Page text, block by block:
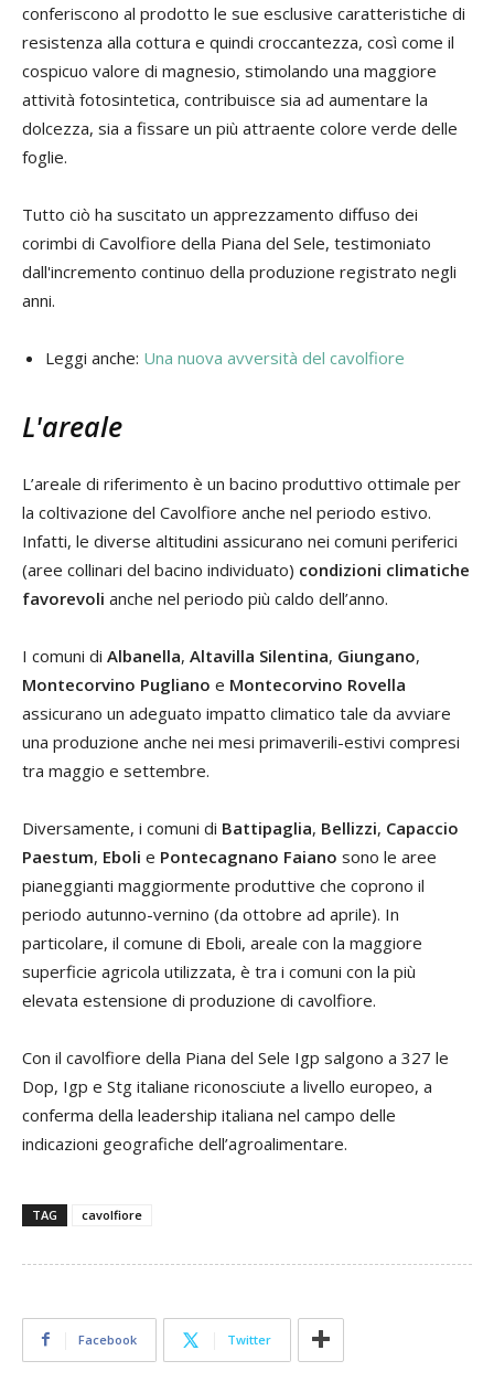
conferiscono al prodotto le sue esclusive caratteristiche di
resistenza alla cottura e quindi croccantezza, così come il
cospicuo valore di magnesio, stimolando una maggiore
attività fotosintetica, contribuisce sia ad aumentare la
dolcezza, sia a fissare un più attraente colore verde delle
foglie.
Tutto ciò ha suscitato un apprezzamento diffuso dei
corimbi di Cavolfiore della Piana del Sele, testimoniato
dall'incremento continuo della produzione registrato negli
anni.
Leggi anche: Una nuova avversità del cavolfiore
L'areale
L’areale di riferimento è un bacino produttivo ottimale per
la coltivazione del Cavolfiore anche nel periodo estivo.
Infatti, le diverse altitudini assicurano nei comuni periferici
(aree collinari del bacino individuato) condizioni climatiche
favorevoli anche nel periodo più caldo dell’anno.
I comuni di Albanella, Altavilla Silentina, Giungano,
Montecorvino Pugliano e Montecorvino Rovella
assicurano un adeguato impatto climatico tale da avviare
una produzione anche nei mesi primaverili-estivi compresi
tra maggio e settembre.
Diversamente, i comuni di Battipaglia, Bellizzi, Capaccio
Paestum, Eboli e Pontecagnano Faiano sono le aree
pianeggianti maggiormente produttive che coprono il
periodo autunno-vernino (da ottobre ad aprile). In
particolare, il comune di Eboli, areale con la maggiore
superficie agricola utilizzata, è tra i comuni con la più
elevata estensione di produzione di cavolfiore.
Con il cavolfiore della Piana del Sele Igp salgono a 327 le
Dop, Igp e Stg italiane riconosciute a livello europeo, a
conferma della leadership italiana nel campo delle
indicazioni geografiche dell’agroalimentare.
TAG cavolfiore
Facebook Twitter